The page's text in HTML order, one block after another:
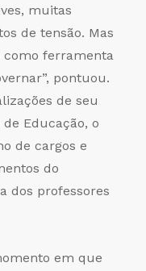
muitas
de tensão. Mas
como ferramenta
pontuou.
de seu
Educação, o
de cargos e
do
dos professores
em que